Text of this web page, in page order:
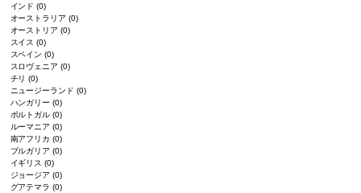
インド(0)
オーストラリア(0)
オーストリア(0)
スイス(0)
スペイン(0)
スロヴェニア(0)
チリ(0)
ニュージーランド(0)
ハンガリー(0)
ポルトガル(0)
ルーマニア(0)
南アフリカ(0)
ブルガリア(0)
イギリス(0)
ジョージア(0)
グアテマラ(0)